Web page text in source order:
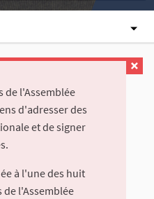
de l'Assemblée
d'adresser des
et de signer
à l'une des huit
l'Assemblée